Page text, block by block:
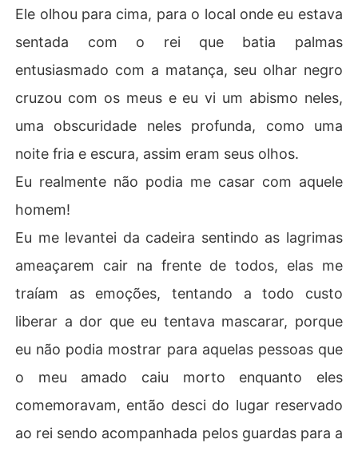
Ele olhou para cima, para o local onde eu estava
sentada com o rei que batia palmas
entusiasmado com a matança, seu olhar negro
cruzou com os meus e eu vi um abismo neles,
uma obscuridade neles profunda, como uma
noite fria e escura, assim eram seus olhos.
Eu realmente não podia me casar com aquele
homem!
Eu me levantei da cadeira sentindo as lagrimas
ameaçarem cair na frente de todos, elas me
traíam as emoções, tentando a todo custo
liberar a dor que eu tentava mascarar, porque
eu não podia mostrar para aquelas pessoas que
o meu amado caiu morto enquanto eles
comemoravam, então desci do lugar reservado
ao rei sendo acompanhada pelos guardas para a